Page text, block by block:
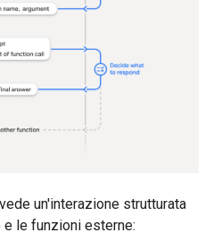
un'interazione strutturata
le funzioni esterne: